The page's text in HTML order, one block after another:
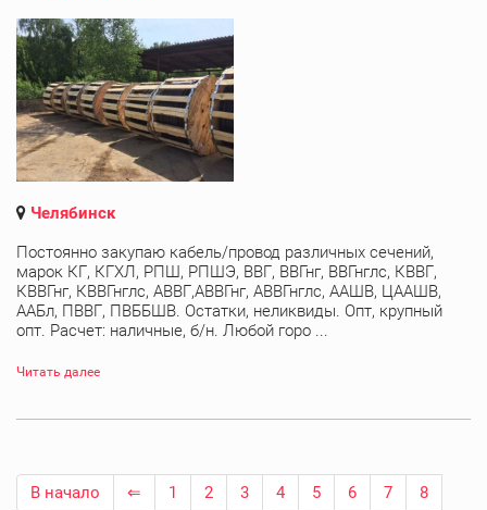
Челябинск
Постоянно закупаю кабель/провод различных сечений,
марок КГ, КГХЛ, РПШ, РПШЭ, ВВГ, ВВГнг, ВВГнглс, КВВГ,
КВВГнг, КВВГнглс, АВВГ,АВВГнг, АВВГнглс, ААШВ, ЦААШВ,
ААБл, ПВВГ, ПВББШВ. Остатки, неликвиды. Опт, крупный
опт. Расчет: наличные, б/н. Любой горо ...
Читать далее
В начало ⇐ 1 2 3 4 5 6 7
8